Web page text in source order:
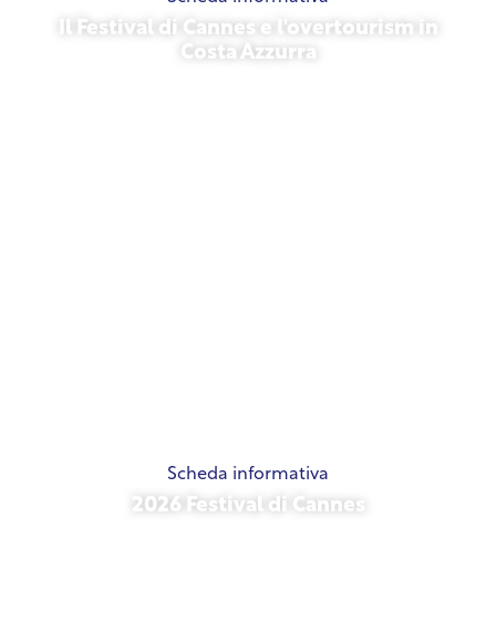
Il Festival di Cannes e l'overtourism in
Costa Azzurra
Scheda informativa
2026 Festival di Cannes